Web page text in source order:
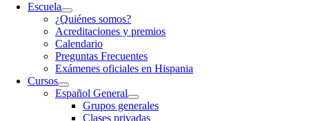
Escuela
¿Quiénes somos?
Acreditaciones y premios
Calendario
Preguntas Frecuentes
Exámenes oficiales en Hispania
Cursos
Español General
Grupos generales
Clases privadas